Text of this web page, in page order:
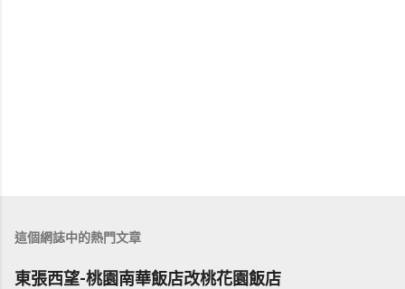
這個網誌中的熱門文章
東張西望-桃園南華飯店改桃花園飯店